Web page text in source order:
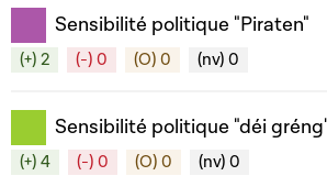
Sensibilité politique "Piraten"
(+) 2 (-) 0 (O) 0 (nv) 0
Sensibilité politique "déi
(+) 4 (-) 0 (O) 0 (nv) 0